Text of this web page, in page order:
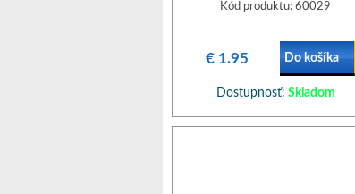
Kód produktu: 60029
€ 1.95 Do košíka
Dostupnosť: Skladom